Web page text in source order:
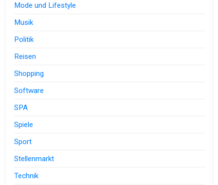
Mode und Lifestyle
Musik
Politik
Reisen
Shopping
Software
SPA
Spiele
Sport
Stellenmarkt
Technik